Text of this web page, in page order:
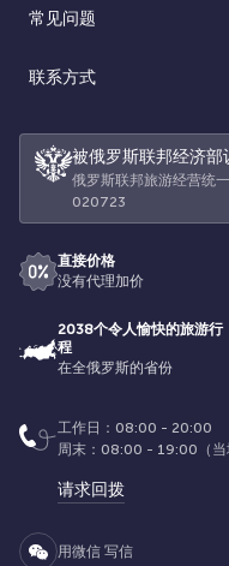
常见问题
联系方式
被俄罗斯联邦经济部
俄罗斯联邦旅游经营统
020723
直接价格
没有代理加价
2038个令人愉快的旅游行
程
在全俄罗斯的省份
工作日：08:00 - 20:00
周末：08:00 - 19:00（当
请求回拨
用微信 写信